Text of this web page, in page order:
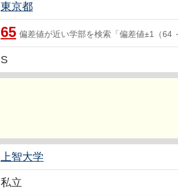
東京都
65 偏差値が近い学部を検索「偏差値±1（64
S
上智大学
私立